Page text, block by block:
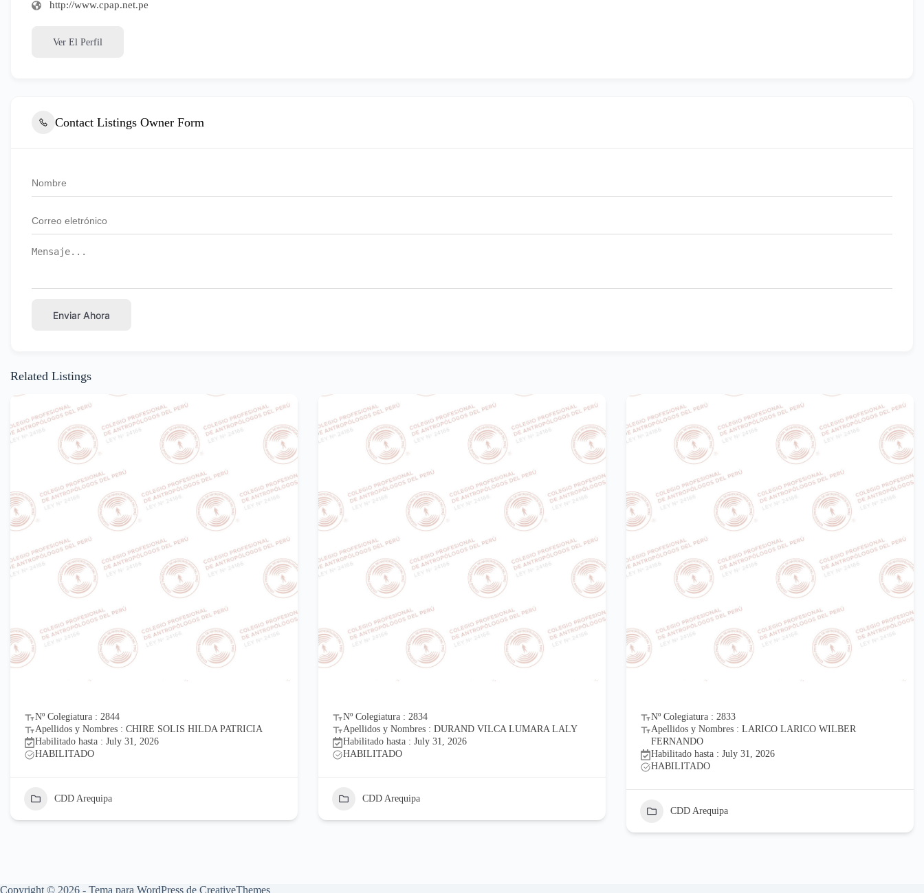
http://www.cpap.net.pe
Ver El Perfil
Contact Listings Owner Form
Enviar Ahora
Related Listings
Nº Colegiatura : 2844
Apellidos y Nombres : CHIRE SOLIS HILDA PATRICIA
Habilitado hasta : July 31, 2026
HABILITADO
CDD Arequipa
Nº Colegiatura : 2834
Apellidos y Nombres : DURAND VILCA LUMARA LALY
Habilitado hasta : July 31, 2026
HABILITADO
CDD Arequipa
Nº Colegiatura : 2833
Apellidos y Nombres : LARICO LARICO WILBER
FERNANDO
Habilitado hasta : July 31, 2026
HABILITADO
CDD Arequipa
Copyright © 2026 - Tema para WordPress de CreativeThemes